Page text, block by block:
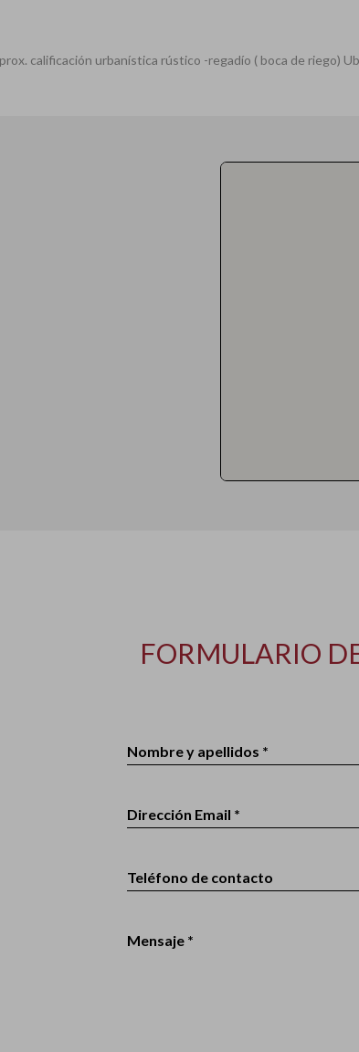
calificación urbanística rústico -regadío ( boca de riego)
FORMULARIO
Nombre y apellidos *
Dirección Email *
Teléfono de contacto
Mensaje *